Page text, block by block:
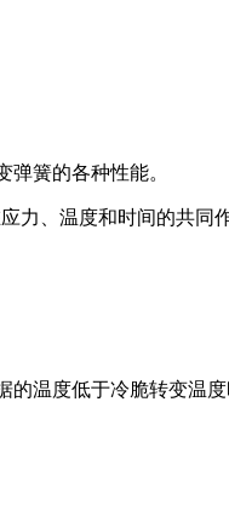
簧的各种性能。
、温度和时间的共同
温度低于冷脆转变温